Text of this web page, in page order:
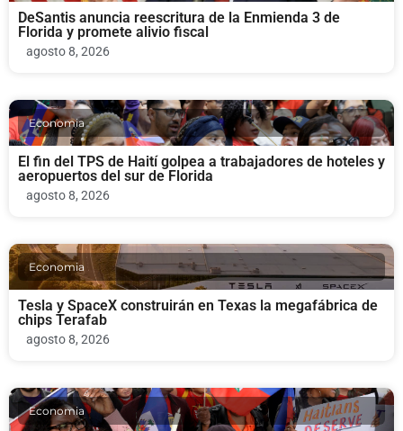
DeSantis anuncia reescritura de la Enmienda 3 de
Florida y promete alivio fiscal
agosto 8, 2026
Economia
El fin del TPS de Haití golpea a trabajadores de hoteles y
aeropuertos del sur de Florida
agosto 8, 2026
Economia
Tesla y SpaceX construirán en Texas la megafábrica de
chips Terafab
agosto 8, 2026
Economia